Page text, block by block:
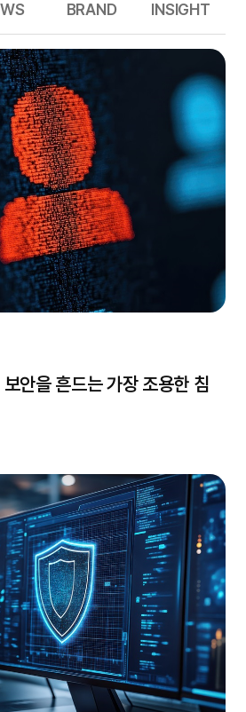
BRAND INSIGHT
안을 흔드는 가장 조용한 침